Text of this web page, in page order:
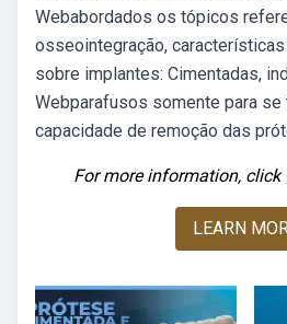
Webabordados os tópicos
osseointegração,
sobre implantes: Cimentadas,
Webparafusos somente para se
capacidade de remoção das
For more information, click
LEARN